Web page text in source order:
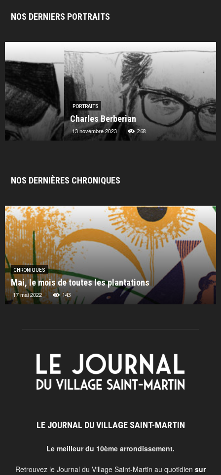
NOS DERNIERS PORTRAITS
PORTRAITS
Charles Berberian
13 novembre 2023 268
NOS DERNIÈRES CHRONIQUES
CHRONIQUES
Mai, le mois de toutes les plantations
17 mai 2022 143
LE JOURNAL DU VILLAGE SAINT-MARTIN
Le meilleur du 10ème arrondissement.
Retrouvez le Journal du Village Saint-Martin au quotidien sur